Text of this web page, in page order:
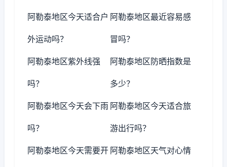
阿勒泰地区今天适合户
外运动吗？
阿勒泰地区最近容易感
冒吗？
阿勒泰地区紫外线强
吗？
阿勒泰地区防晒指数是
多少？
阿勒泰地区今天会下雨
吗？
阿勒泰地区今天适合旅
游出行吗？
阿勒泰地区今天需要开 阿勒泰地区天气对心情